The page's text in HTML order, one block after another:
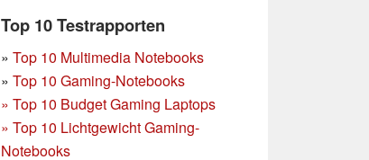
Top 10 Testrapporten
» Top 10 Multimedia Notebooks
» Top 10 Gaming-Notebooks
» Top 10 Budget Gaming Laptops
» Top 10 Lichtgewicht Gaming-
Notebooks